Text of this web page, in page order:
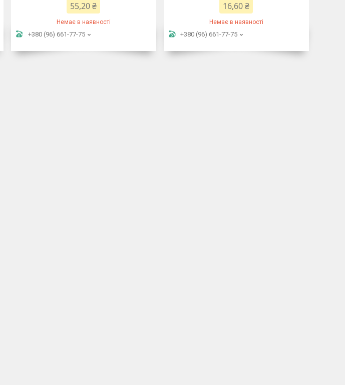
55,20 ₴
Немає в наявності
+380 (96) 661-77-75
16,60 ₴
Немає в наявності
+380 (96) 661-77-75